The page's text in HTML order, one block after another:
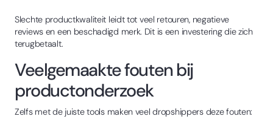
Slechte productkwaliteit leidt tot veel retouren, negatieve
reviews en een beschadigd merk. Dit is een investering die zich
terugbetaalt.
Veelgemaakte fouten bij
productonderzoek
Zelfs met de juiste tools maken veel dropshippers deze fouten: